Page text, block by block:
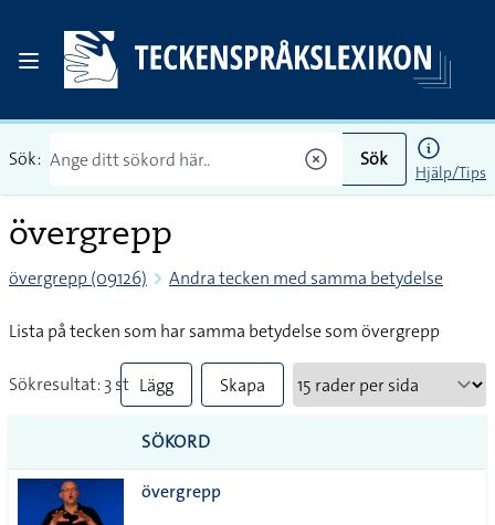
Sök: Sök
Hjälp/Tips
övergrepp
övergrepp (09126) Andra tecken med samma betydelse
Lista på tecken som har samma betydelse som övergrepp
Sökresultat: 3 st Lägg
till
alla i
Skapa
SÖKORD
övergrepp